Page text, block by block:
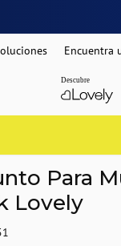
Encuentra
Para
Lovely